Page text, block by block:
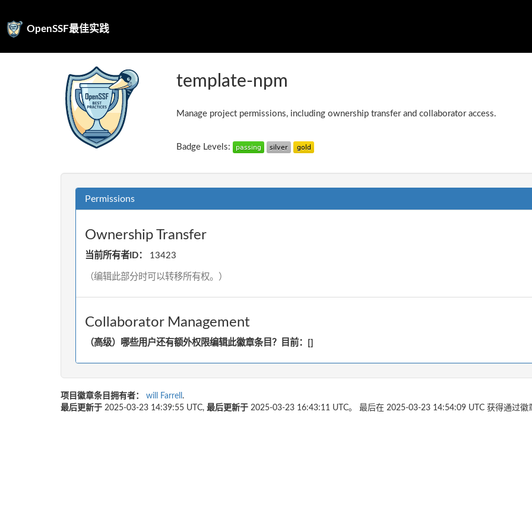
OpenSSF最佳实践
template-npm
Manage project permissions, including ownership transfer and collaborator access.
Badge Levels:
Permissions
Ownership Transfer
当前所有者ID： 13423
（编辑此部分时可以转移所有权。）
Collaborator Management
（高级）哪些用户还有额外权限编辑此徽章条目？目前：[]
项目徽章条目拥有者： will Farrell .
最后更新于 2025-03-23 14:39:55 UTC, 最后更新于 2025-03-23 16:43:11 UTC。 最后在 2025-03-23 14:54:09 UTC 获得通过徽